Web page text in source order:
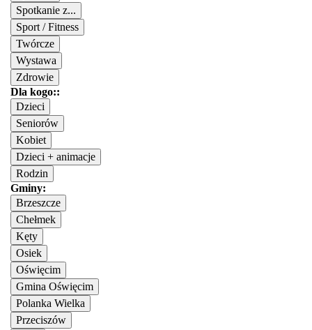
Spotkanie z...
Sport / Fitness
Twórcze
Wystawa
Zdrowie
Dla kogo::
Dzieci
Seniorów
Kobiet
Dzieci + animacje
Rodzin
Gminy:
Brzeszcze
Chełmek
Kęty
Osiek
Oświęcim
Gmina Oświęcim
Polanka Wielka
Przeciszów